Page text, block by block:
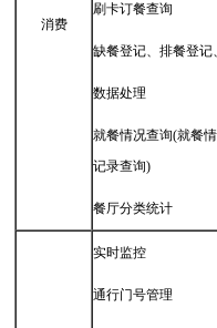
消费
刷卡订餐查询
缺餐登记、排餐登记
数据处理
就餐情况查询(就餐
记录查询)
餐厅分类统计
实时监控
通行门号管理